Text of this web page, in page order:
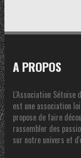
A PROPOS
L'Association Sétoise
est une association
propose de faire
rassembler des
sur notre univers et